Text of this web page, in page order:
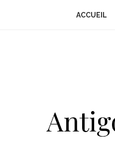
ACCUEIL